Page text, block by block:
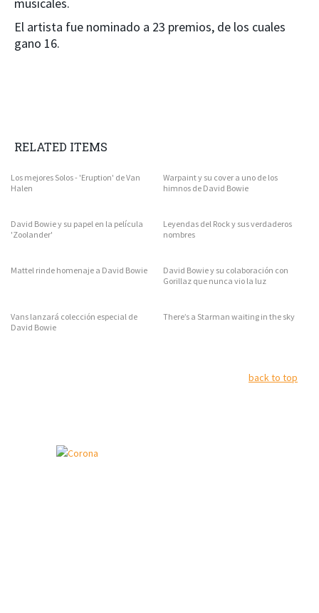
El artista fue nominado a 23 premios, de los cuales
gano 16.
RELATED ITEMS
Los mejores Solos - 'Eruption' de Van
Halen
Warpaint y su cover a uno de los
himnos de David Bowie
David Bowie y su papel en la película
'Zoolander'
Leyendas del Rock y sus verdaderos
nombres
Mattel rinde homenaje a David Bowie
David Bowie y su colaboración con
Gorillaz que nunca vio la luz
Vans lanzará colección especial de
David Bowie
There’s a Starman waiting in the sky
back to top